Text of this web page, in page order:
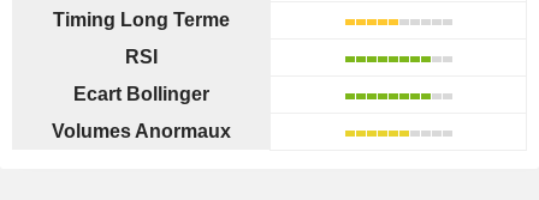
Timing Long Terme
RSI
Ecart Bollinger
Volumes Anormaux